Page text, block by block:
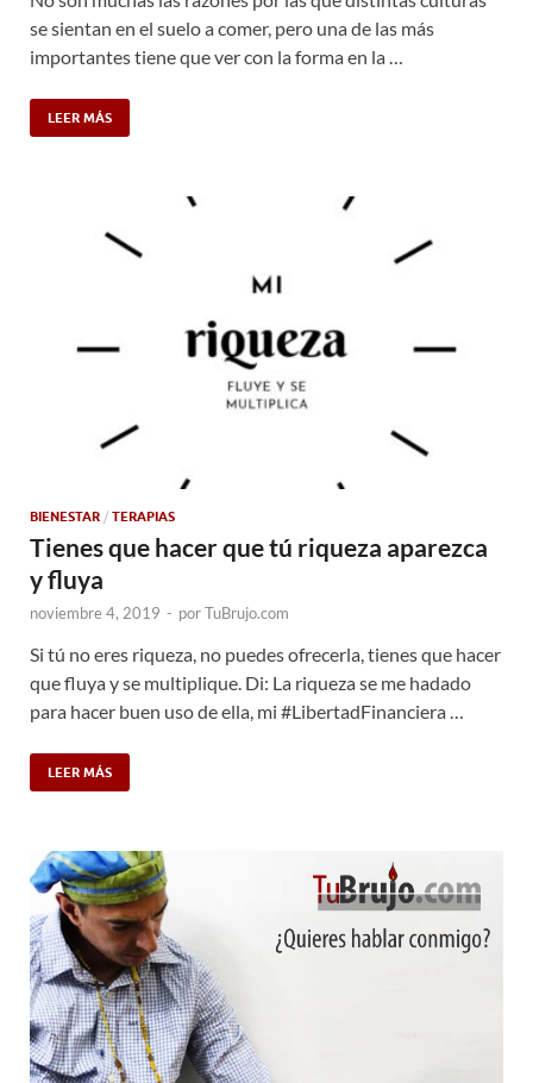
se sientan en el suelo a comer, pero una de las más
importantes tiene que ver con la forma en la …
LEER MÁS
BIENESTAR / TERAPIAS
Tienes que hacer que tú riqueza aparezca
y fluya
noviembre 4, 2019 - porTuBrujo.com
Si tú no eres riqueza, no puedes ofrecerla, tienes que hacer
que fluya y se multiplique. Di: La riqueza se me hadado
para hacer buen uso de ella, mi #LibertadFinanciera …
LEER MÁS